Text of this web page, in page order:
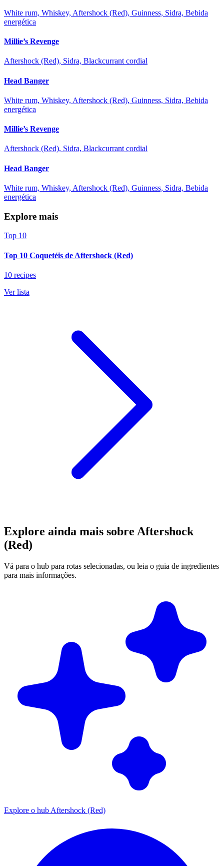
White rum, Whiskey, Aftershock (Red), Guinness, Sidra, Bebida
energética
Millie’s Revenge
Aftershock (Red), Sidra, Blackcurrant cordial
Head Banger
White rum, Whiskey, Aftershock (Red), Guinness, Sidra, Bebida
energética
Millie’s Revenge
Aftershock (Red), Sidra, Blackcurrant cordial
Head Banger
White rum, Whiskey, Aftershock (Red), Guinness, Sidra, Bebida
energética
Explore mais
Top 10
Top 10 Coquetéis de Aftershock (Red)
10 recipes
Ver lista
Explore ainda mais sobre Aftershock
(Red)
Vá para o hub para rotas selecionadas, ou leia o guia de ingredientes
para mais informações.
Explore o hub Aftershock (Red)